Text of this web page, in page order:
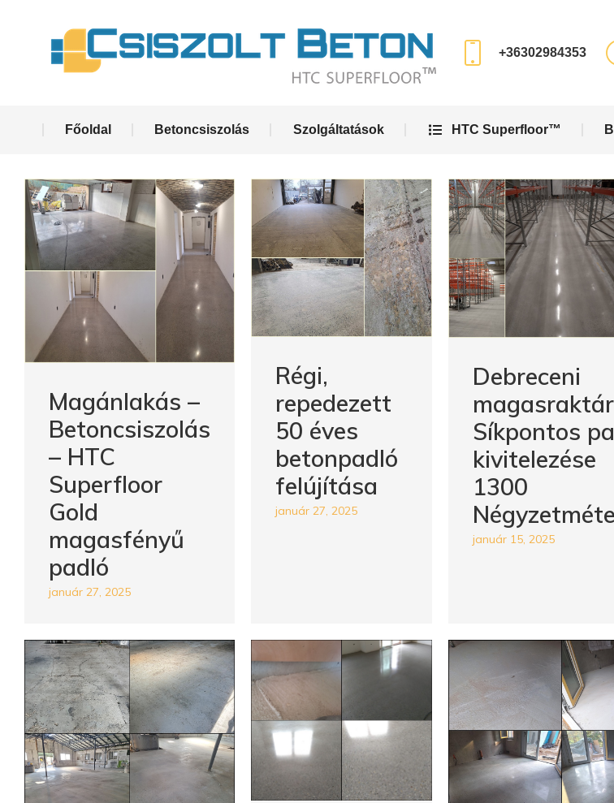
+36302984353
Főoldal Betoncsiszolás Szolgáltatások HTC Superfloor™
Magánlakás –
Betoncsiszolás
– HTC
Superfloor
Gold
magasfényű
padló
január 27, 2025
Régi,
repedezett
50 éves
betonpadló
felújítása
január 27, 2025
Debreceni
Síkpontos
kivitelezése
1300
január 15, 2025